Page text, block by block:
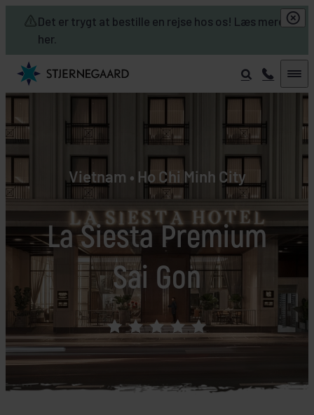
Det er trygt at bestille en rejse hos os! Læs mere
her.
Skip to main content
La Siesta Premium
Sai Gon
Vietnam • Ho Chi Minh City